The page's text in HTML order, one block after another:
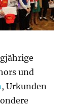
und
, Urkunden